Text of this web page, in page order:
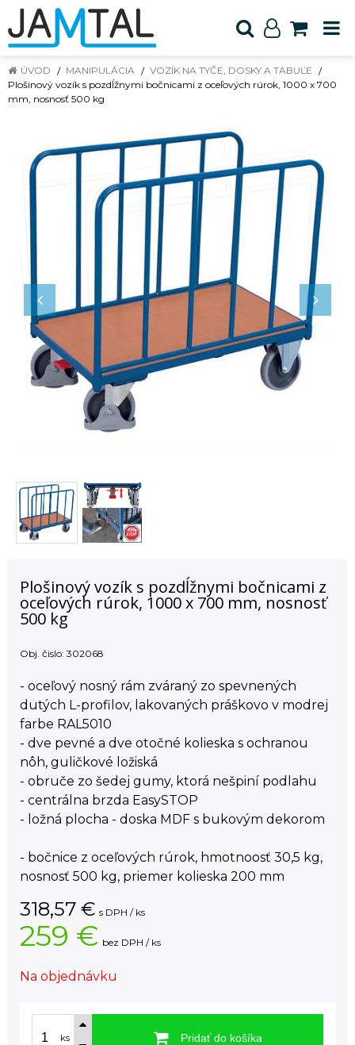
ÚVOD MANIPULÁCIA
VOZÍK NA TYČE, DOSKY A TABUĽE
Plošinový vozík s pozdĺžnymi bočnicami z oceľových rúrok, 1000 x 700
mm, nosnosť 500 kg
Plošinový vozík s pozdĺžnymi bočnicami z
oceľových rúrok, 1000 x 700 mm, nosnosť
500 kg
Obj. čislo: 302068
- oceľový nosný rám zváraný zo spevnených
dutých L-profilov, lakovaných práškovo v modrej
farbe RAL5010
- dve pevné a dve otočné kolieska s ochranou
nôh, guličkové ložiská
- obruče zo šedej gumy, ktorá nešpiní podlahu
- centrálna brzda EasySTOP
- ložná plocha - doska MDF s bukovým dekorom
- bočnice z oceľových rúrok, hmotnoosť 30,5 kg,
nosnosť 500 kg, priemer kolieska 200 mm
318,57 € s DPH / ks
259 € bez DPH / ks
Na objednávku
ks Pridať do košíka